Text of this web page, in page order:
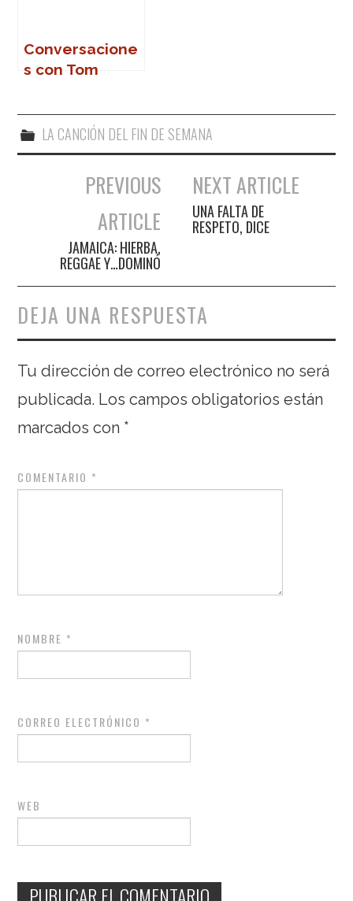
Conversacione
s con Tom
LA CANCIÓN DEL FIN DE SEMANA
Navegación de entradas
PREVIOUS
ARTICLE
JAMAICA: HIERBA,
REGGAE Y…DOMINÓ
NEXT ARTICLE
UNA FALTA DE
RESPETO, DICE
DEJA UNA RESPUESTA
Tu dirección de correo electrónico no será
publicada. Los campos obligatorios están
marcados con *
COMENTARIO *
NOMBRE *
CORREO ELECTRÓNICO *
WEB